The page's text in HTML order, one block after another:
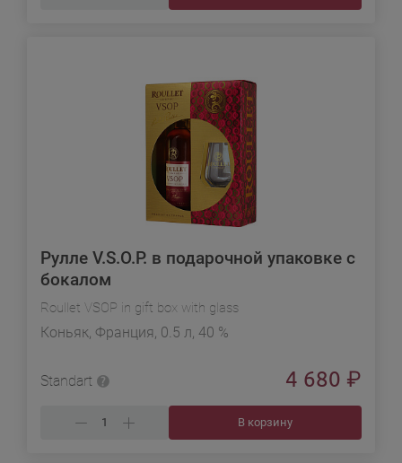
Рулле V.S.O.P. в подарочной упаковке с
бокалом
Roullet VSOP in gift box with glass
Коньяк, Франция, 0.5 л, 40 %
Standart 4 680 ₽
В корзину